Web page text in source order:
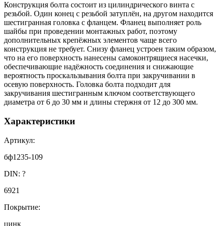
Конструкция болта состоит из цилиндрического винта с
резьбой. Один конец с резьбой затуплён, на другом находится
шестигранная головка с фланцем. Фланец выполняет роль
шайбы при проведении монтажных работ, поэтому
дополнительных крепёжных элементов чаще всего
конструкция не требует. Снизу фланец устроен таким образом,
что на его поверхность нанесены самоконтрящиеся насечки,
обеспечивающие надёжность соединения и снижающие
вероятность проскальзывания болта при закручивании в
осевую поверхность. Головка болта подходит для
закручивания шестигранным ключом соответствующего
диаметра от 6 до 30 мм и длины стержня от 12 до 300 мм.
Характеристики
Артикул:
бф1235-109
DIN: ?
6921
Покрытие:
цинк